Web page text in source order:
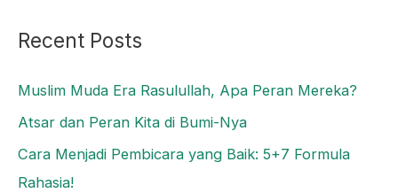
Recent Posts
Muslim Muda Era Rasulullah, Apa Peran Mereka?
Atsar dan Peran Kita di Bumi-Nya
Cara Menjadi Pembicara yang Baik: 5+7 Formula
Rahasia!